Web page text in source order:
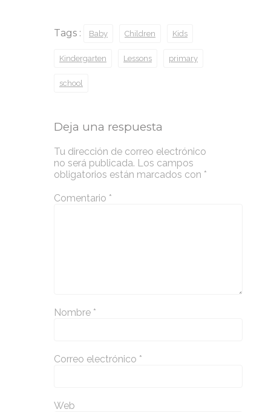
Tags : Baby Children Kids
Kindergarten Lessons primary
school
Deja una respuesta
Tu dirección de correo electrónico
no será publicada. Los campos
obligatorios están marcados con *
Comentario *
Nombre *
Correo electrónico *
Web